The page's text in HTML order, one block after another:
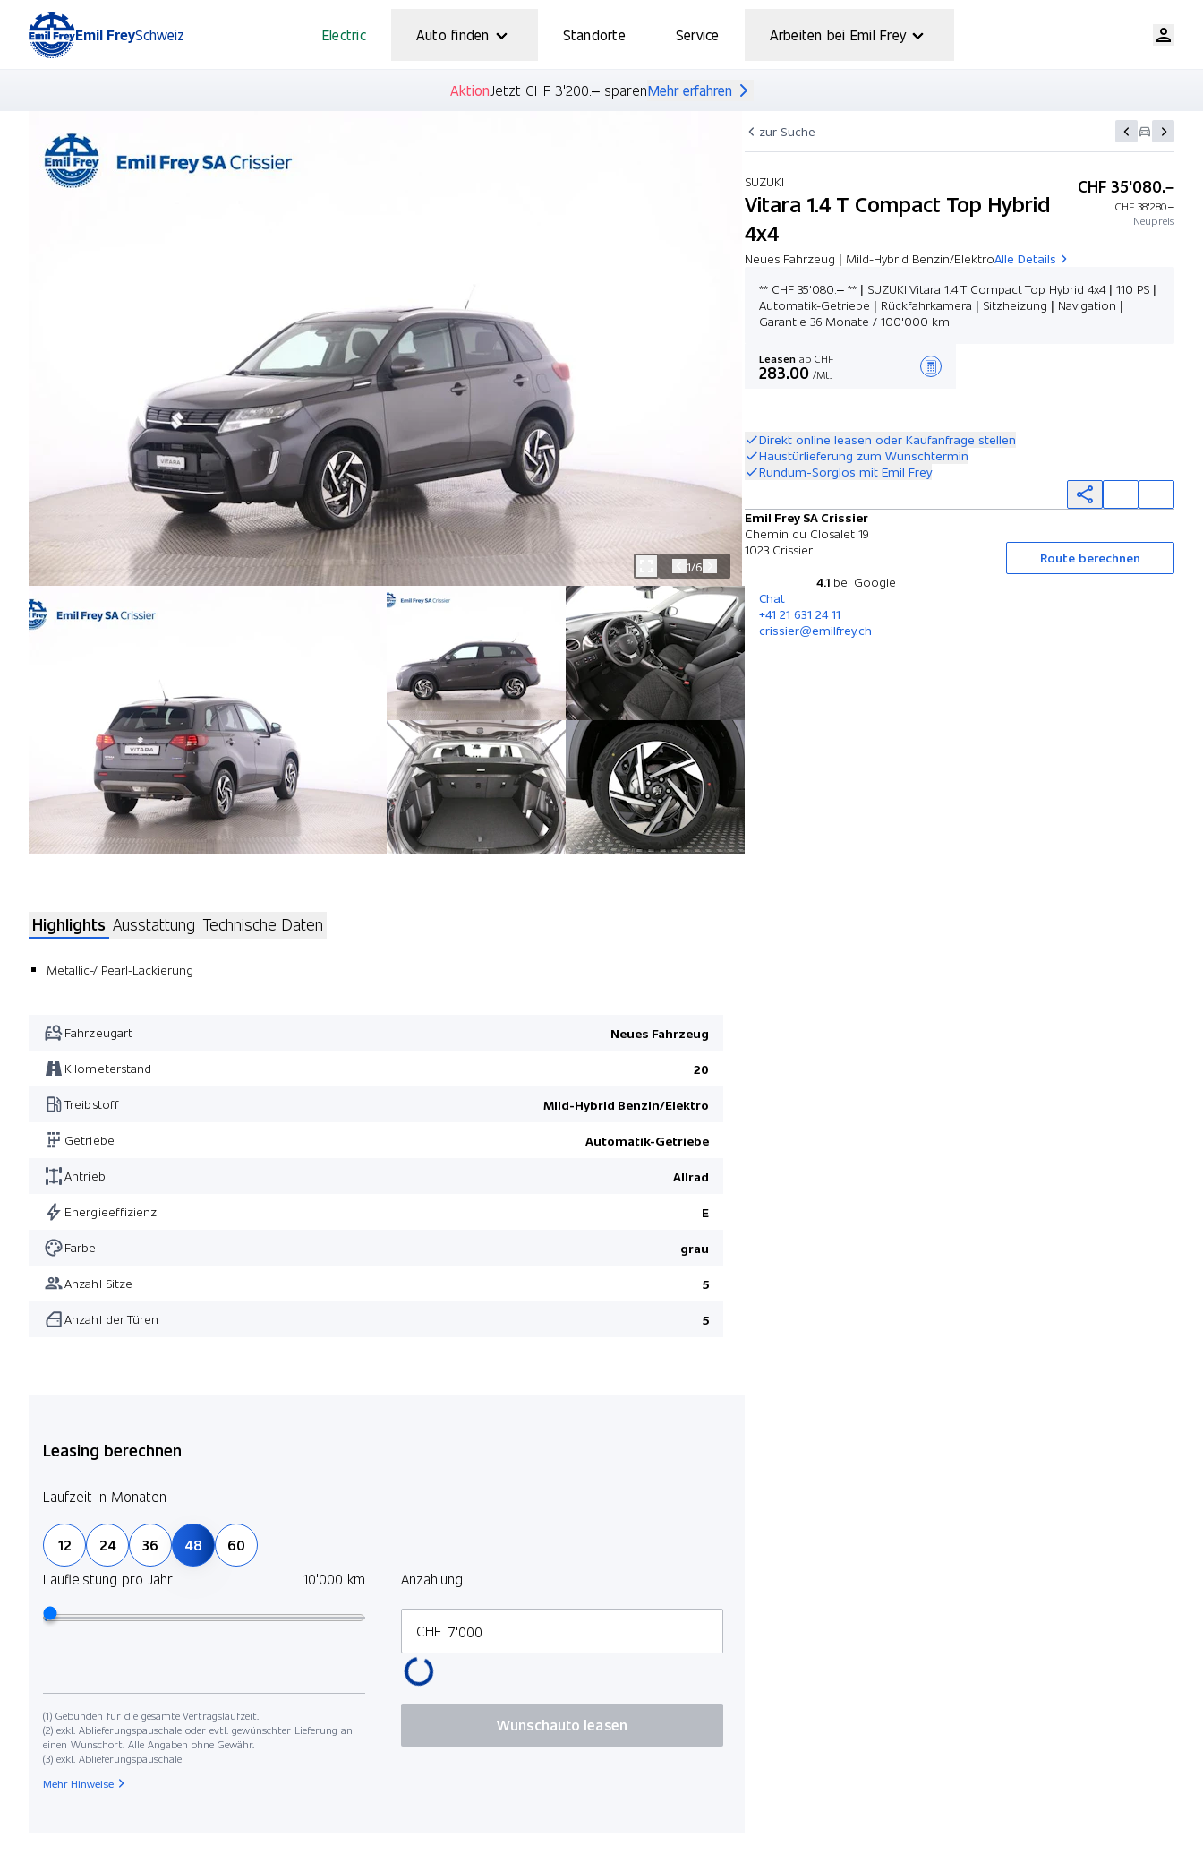
Emil FreySchweiz Electric Auto finden Standorte Service Arbeiten bei Emil Frey
AktionJetzt CHF 3'200.– sparenMehr erfahren
zur Suche
SUZUKI
Vitara 1.4 T Compact Top Hybrid
4x4
Neues Fahrzeug | Mild-Hybrid Benzin/ElektroAlle Details
CHF 35'080.–
CHF 38'280.–
Neupreis
** CHF 35'080.– ** | SUZUKI Vitara 1.4 T Compact Top Hybrid 4x4 | 110 PS |
Automatik-Getriebe | Rückfahrkamera | Sitzheizung | Navigation |
Garantie 36 Monate / 100'000 km
Leasen ab CHF
283.00 /Mt.
Direkt online leasen oder Kaufanfrage stellen
Haustürlieferung zum Wunschtermin
Rundum-Sorglos mit Emil Frey
Emil Frey SA Crissier
Chemin du Closalet 19
1023 Crissier
Route berechnen
4.1 bei Google
Chat
+41 21 631 24 11
crissier@emilfrey.ch
1/6
Highlights Ausstattung Technische Daten
Metallic-/ Pearl-Lackierung
Fahrzeugart Neues Fahrzeug
Kilometerstand 20
Treibstoff Mild-Hybrid Benzin/Elektro
Getriebe Automatik-Getriebe
Antrieb Allrad
Energieeffizienz E
Farbe grau
Anzahl Sitze 5
Anzahl der Türen 5
Leasing berechnen
Laufzeit in Monaten
12 24 36 48
60
Laufleistung pro Jahr
10'000 km Anzahlung
CHF
(1) Gebunden für die gesamte Vertragslaufzeit.
(2) exkl. Ablieferungspauschale oder evtl. gewünschter Lieferung an
einen Wunschort. Alle Angaben ohne Gewähr.
(3) exkl. Ablieferungspauschale
Wunschauto leasen
Mehr Hinweise